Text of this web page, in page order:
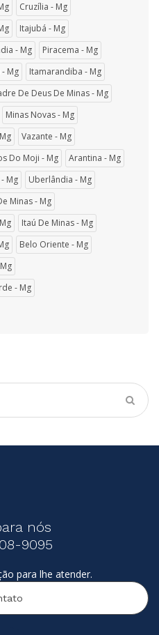
Cruzília - Mg
Itajubá - Mg
- Mg
Piracema - Mg
Mg
Itamarandiba - Mg
De Deus De Minas - Mg
Minas Novas - Mg
Vazante - Mg
Do Moji - Mg
Arantina - Mg
Mg
Uberlândia - Mg
Minas - Mg
Itaú De Minas - Mg
Belo Oriente - Mg
- Mg
nós
9095
para lhe atender.